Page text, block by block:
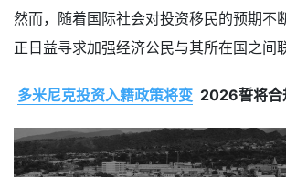
然而，随着国际社会对投资移民的预期不
正日益寻求加强经济公民与其所在国之间
多米尼克投资入籍政策将变 2026誓将合